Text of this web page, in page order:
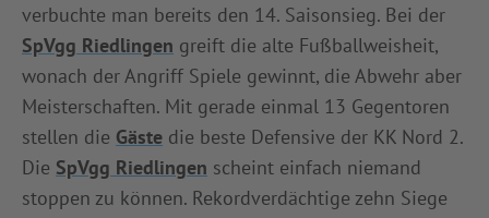
verbuchte man bereits den 14. Saisonsieg. Bei der
SpVgg Riedlingen greift die alte Fußballweisheit,
wonach der Angriff Spiele gewinnt, die Abwehr aber
Meisterschaften. Mit gerade einmal 13 Gegentoren
stellen die Gäste die beste Defensive der KK Nord 2.
Die SpVgg Riedlingen scheint einfach niemand
stoppen zu können. Rekordverdächtige zehn Siege